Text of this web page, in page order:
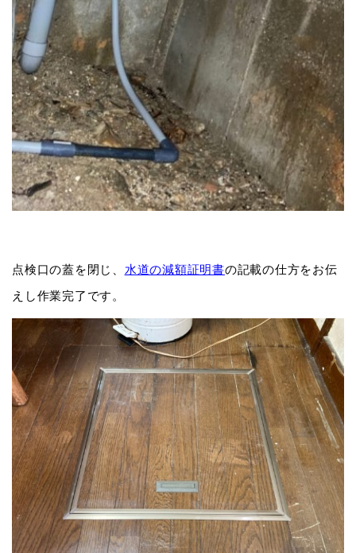
点検口の蓋を閉じ、 水道の減額証明書の記載の仕方をお伝
えし作業完了です。